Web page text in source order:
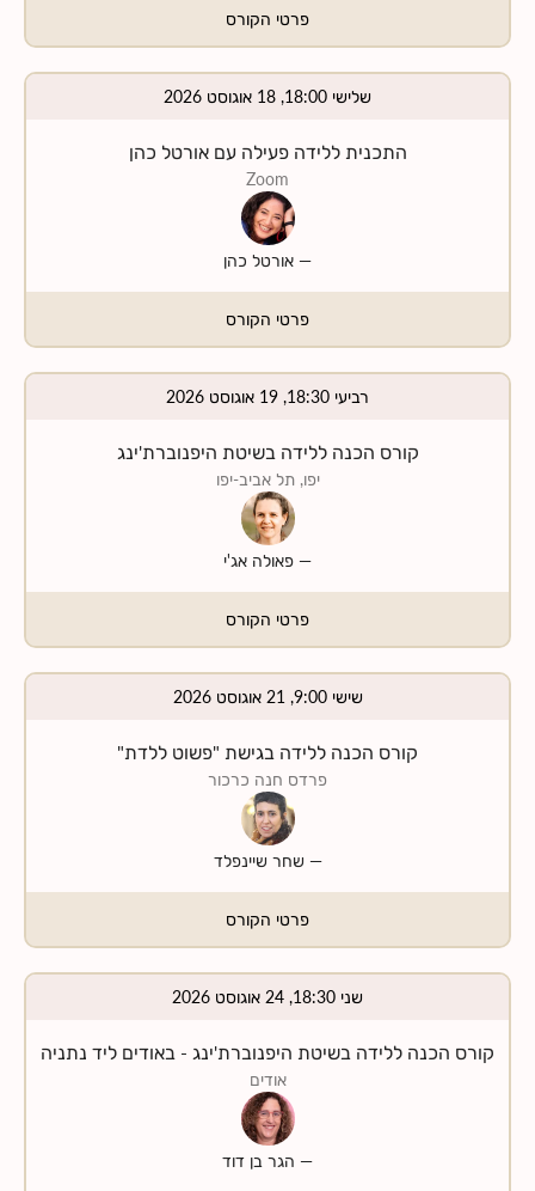
פרטי הקורס
שלישי 18:00, 18 אוגוסט 2026
התכנית ללידה פעילה עם אורטל כהן
Zoom
— אורטל כהן
פרטי הקורס
רביעי 18:30, 19 אוגוסט 2026
קורס הכנה ללידה בשיטת היפנוברת'ינג
יפו, תל אביב-יפו
— פאולה אג'י
פרטי הקורס
שישי 9:00, 21 אוגוסט 2026
קורס הכנה ללידה בגישת "פשוט ללדת"
פרדס חנה כרכור
— שחר שיינפלד
פרטי הקורס
שני 18:30, 24 אוגוסט 2026
קורס הכנה ללידה בשיטת היפנוברת'ינג - באודים ליד נתניה
אודים
— הגר בן דוד